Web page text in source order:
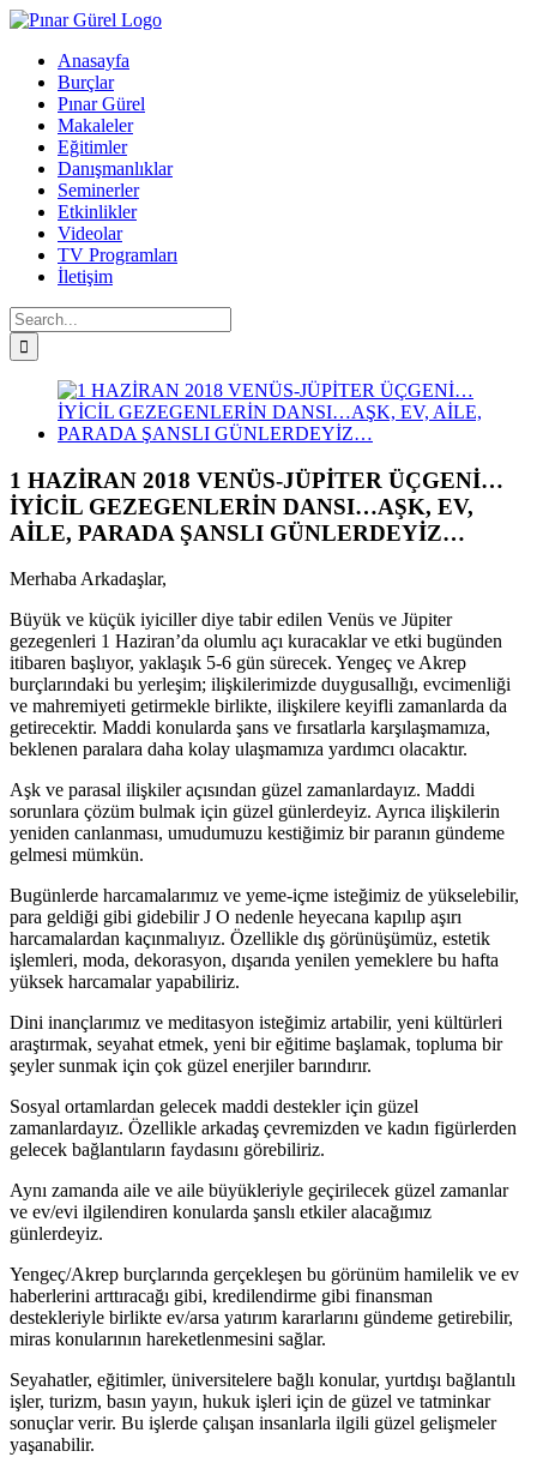
Skip
contentAnasayfa
Burçlar
Pınar Gürel
Makaleler
Eğitimler
Danışmanlıklar
Seminerler
Etkinlikler
Videolar
TV Programları
İletişim
Search
for:
View
Larger
Image
1 HAZİRAN 2018 VENÜS-JÜPİTER ÜÇGENİ…
İYİCİL GEZEGENLERİN DANSI…AŞK, EV,
AİLE, PARADA ŞANSLI GÜNLERDEYİZ…
Merhaba Arkadaşlar,
Büyük ve küçük iyiciller diye tabir edilen Venüs ve Jüpiter
gezegenleri 1 Haziran’da olumlu açı kuracaklar ve etki bugünden
itibaren başlıyor, yaklaşık 5-6 gün sürecek. Yengeç ve Akrep
burçlarındaki bu yerleşim; ilişkilerimizde duygusallığı, evcimenliği
ve mahremiyeti getirmekle birlikte, ilişkilere keyifli zamanlarda da
getirecektir. Maddi konularda şans ve fırsatlarla karşılaşmamıza,
beklenen paralara daha kolay ulaşmamıza yardımcı olacaktır.
Aşk ve parasal ilişkiler açısından güzel zamanlardayız. Maddi
sorunlara çözüm bulmak için güzel günlerdeyiz. Ayrıca ilişkilerin
yeniden canlanması, umudumuzu kestiğimiz bir paranın gündeme
gelmesi mümkün.
Bugünlerde harcamalarımız ve yeme-içme isteğimiz de yükselebilir,
para geldiği gibi gidebilir J O nedenle heyecana kapılıp aşırı
harcamalardan kaçınmalıyız. Özellikle dış görünüşümüz, estetik
işlemleri, moda, dekorasyon, dışarıda yenilen yemeklere bu hafta
yüksek harcamalar yapabiliriz.
Dini inançlarımız ve meditasyon isteğimiz artabilir, yeni kültürleri
araştırmak, seyahat etmek, yeni bir eğitime başlamak, topluma bir
şeyler sunmak için çok güzel enerjiler barındırır.
Sosyal ortamlardan gelecek maddi destekler için güzel
zamanlardayız. Özellikle arkadaş çevremizden ve kadın figürlerden
gelecek bağlantıların faydasını görebiliriz.
Aynı zamanda aile ve aile büyükleriyle geçirilecek güzel zamanlar
ve ev/evi ilgilendiren konularda şanslı etkiler alacağımız
günlerdeyiz.
Yengeç/Akrep burçlarında gerçekleşen bu görünüm hamilelik ve ev
haberlerini arttıracağı gibi, kredilendirme gibi finansman
destekleriyle birlikte ev/arsa yatırım kararlarını gündeme getirebilir,
miras konularının hareketlenmesini sağlar.
Seyahatler, eğitimler, üniversitelere bağlı konular, yurtdışı bağlantılı
işler, turizm, basın yayın, hukuk işleri için de güzel ve tatminkar
sonuçlar verir. Bu işlerde çalışan insanlarla ilgili güzel gelişmeler
yaşanabilir.